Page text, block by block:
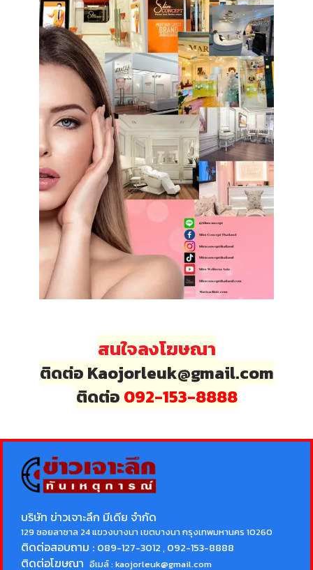
สนใจลงโฆษณา
ติดต่อ Kaojorleuk@gmail.com
ติดต่อ 092-153-8888
บริษัท ข่าวเจาะลึก มีเดีย จำกัด
129 ซอยลาซาล 24 แขวงบางนา เขตบางนา กรุงเทพมหานคร 10260
ติดต่อสอบถาม : 089-127-3012 , 092-153-8888
ติดต่อโฆษณา อีเมล์ :kaojorleuk@gmail.com